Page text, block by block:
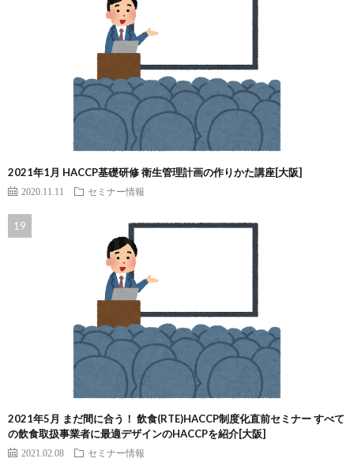
2021年1月 HACCP基礎研修 衛生管理計画の作りかた講座[大阪]
2020.11.11 セミナー情報
2021年5月 まだ間に合う！ 飲食(RTE)HACCP制度化直前セミナー すべて
の飲食取扱事業者に最適デザインのHACCPを紹介[大阪]
2021.02.08 セミナー情報